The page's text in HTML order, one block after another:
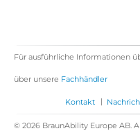
Für ausführliche Informationen
über unsere Fachhändler
Kontakt |
© 2026 BraunAbility Europe AB.